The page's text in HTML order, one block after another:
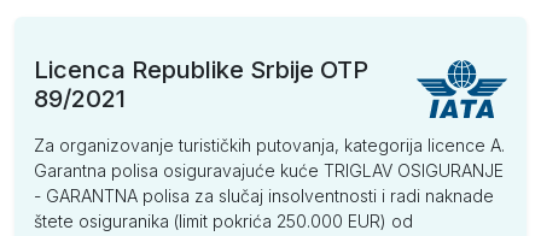
Licenca Republike Srbije OTP
89/2021
Za organizovanje turističkih putovanja, kategorija licence A.
Garantna polisa osiguravajuće kuće TRIGLAV OSIGURANJE
- GARANTNA polisa za slučaj insolventnosti i radi naknade
štete osiguranika (limit pokrića 250.000 EUR) od